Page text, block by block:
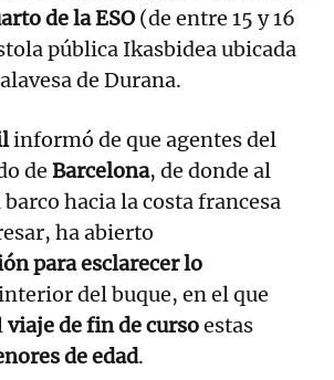
de la ESO(de entre 15 y 16
pública Ikasbidea ubicada
de Durana.
informó de que agentes del
de Barcelona, de donde al
hacia la costa francesa
ha abierto
para esclarecer lo
del buque, en el que
viaje de fin de cursoestas
de edad.